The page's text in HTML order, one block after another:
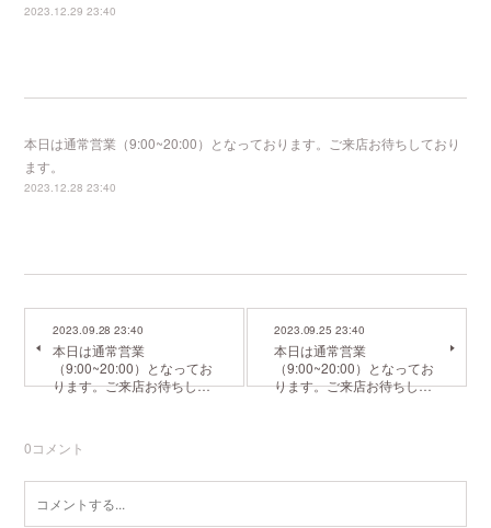
2023.12.29 23:40
本日は通常営業（9:00~20:00）となっております。ご来店お待ちしており
ます。
2023.12.28 23:40
2023.09.28 23:40
本日は通常営業
（9:00~20:00）となってお
ります。ご来店お待ちし…
2023.09.25 23:40
本日は通常営業
（9:00~20:00）となってお
ります。ご来店お待ちし…
0コメント